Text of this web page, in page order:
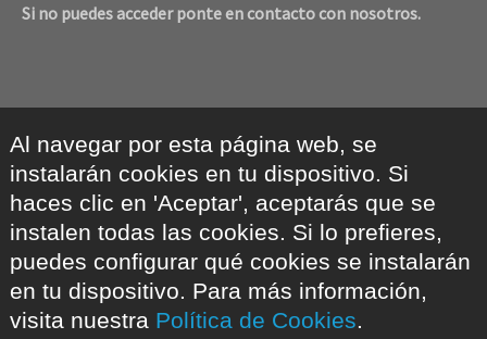
Si no puedes acceder ponte en contacto con nosotros.
Al navegar por esta página web, se
instalarán cookies en tu dispositivo. Si
haces clic en 'Aceptar', aceptarás que se
instalen todas las cookies. Si lo prefieres,
puedes configurar qué cookies se instalarán
en tu dispositivo. Para más información,
visita nuestra Política de Cookies.